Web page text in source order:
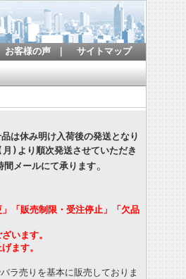
お客様の声 サイトマップ
は休み明け入荷後の発送となり
)より順次発送させていただき
間メールにて承ります。
「販売制限・受注停止」「欠品
います。
ます。
ラ売りを基本に販売しておりま